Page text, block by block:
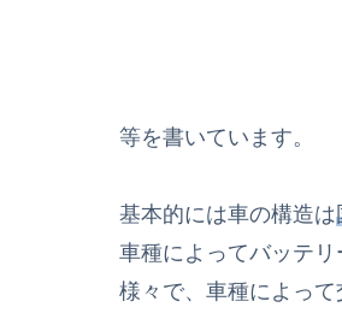
等を書いています。
基本的には車の構造は
車種によってバッテ
様々で、車種によって